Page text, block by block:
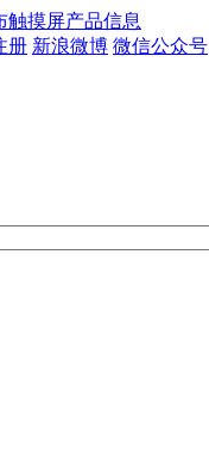
触摸屏产品信息
册 新浪微博 微信公众号